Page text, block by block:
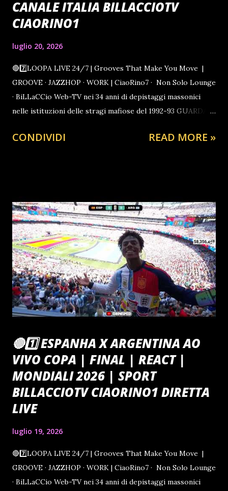
CANALE ITALIA BILLACCIOTV
CIAORINO1
luglio 20, 2026
🔴7️⃣LOOPA LIVE 24/7 | Grooves That Make You Move |
GROOVE · JAZZHOP · WORK | CiaoRino7 · Non Solo Lounge
· BiLLaCCio Web-TV nei 34 anni di depistaggi massonici
nelle istituzioni delle stragi mafiose del 1992-93 GUARDA
CONDIVIDI READ MORE »
🔴1️⃣ ESPANHA X ARGENTINA AO
VIVO COPA | FINAL | REACT |
MONDIALI 2026 | SPORT
BILLACCIOTV CIAORINO1 DIRETTA
LIVE
luglio 19, 2026
🔴7️⃣LOOPA LIVE 24/7 | Grooves That Make You Move |
GROOVE · JAZZHOP · WORK | CiaoRino7 · Non Solo Lounge
· BiLLaCCio Web-TV nei 34 anni di depistaggi massonici